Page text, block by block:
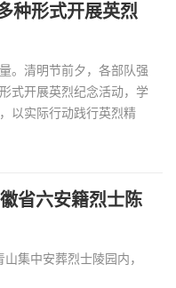
种形式开展英烈
。清明节前夕，各部队强
式开展英烈纪念活动，学
以实际行动践行英烈精
省六安籍烈士陈
集中安葬烈士陵园内，